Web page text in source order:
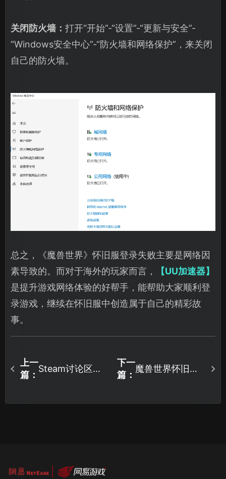
关闭防火墙： 打开“开始”-“设置”-“更新与安全”-
“Windows安全中心”-“防火墙和网络保护”，来关闭
自己的防火墙。
总之，《魔兽世界》怀旧服登录失败主要是网络因
素导致的。而对于海外的玩家而言，
【UU加速器】
是提升游戏网络体验的好帮手，能帮助大家顺利登
录游戏，继续在怀旧服中创造属于自己的精彩故
事。
上一
篇：
Steam讨论区打
决！
下一
篇：
魔兽世界怀旧服
启动问题！